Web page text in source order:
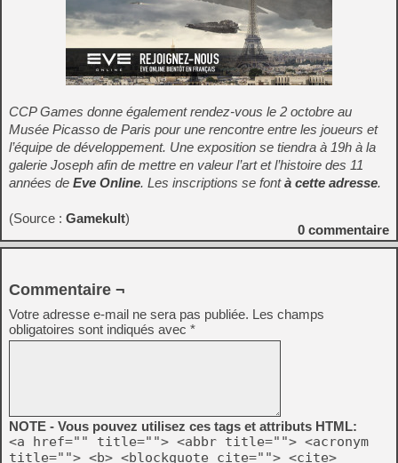
CCP Games donne également rendez-vous le 2 octobre au
Musée Picasso de Paris pour une rencontre entre les joueurs et
l’équipe de développement. Une exposition se tiendra à 19h à la
galerie Joseph afin de mettre en valeur l’art et l’histoire des 11
années de Eve Online. Les inscriptions se fontà cette adresse.
(Source : Gamekult)
0 commentaire
Commentaire ¬
Votre adresse e-mail ne sera pas publiée. Les champs
obligatoires sont indiqués avec *
NOTE - Vous pouvez utilisez ces tags et attributs HTML:
<a href="" title=""> <abbr title=""> <acronym
title=""> <b> <blockquote cite=""> <cite>